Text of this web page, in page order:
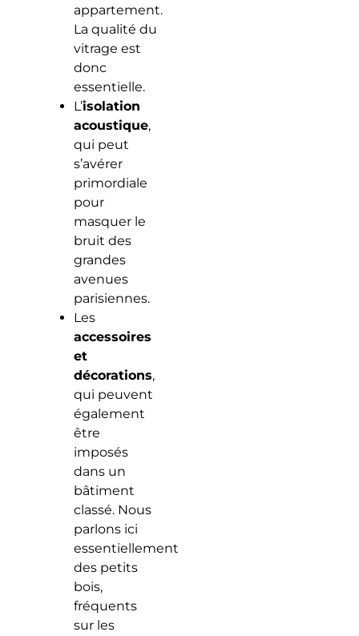
appartement.
La qualité du
vitrage est
donc
essentielle.
L’isolation
acoustique,
qui peut
s’avérer
primordiale
pour
masquer le
bruit des
grandes
avenues
parisiennes.
Les
accessoires
et
décorations,
qui peuvent
également
être
imposés
dans un
bâtiment
classé. Nous
parlons ici
essentiellement
des petits
bois,
fréquents
sur les